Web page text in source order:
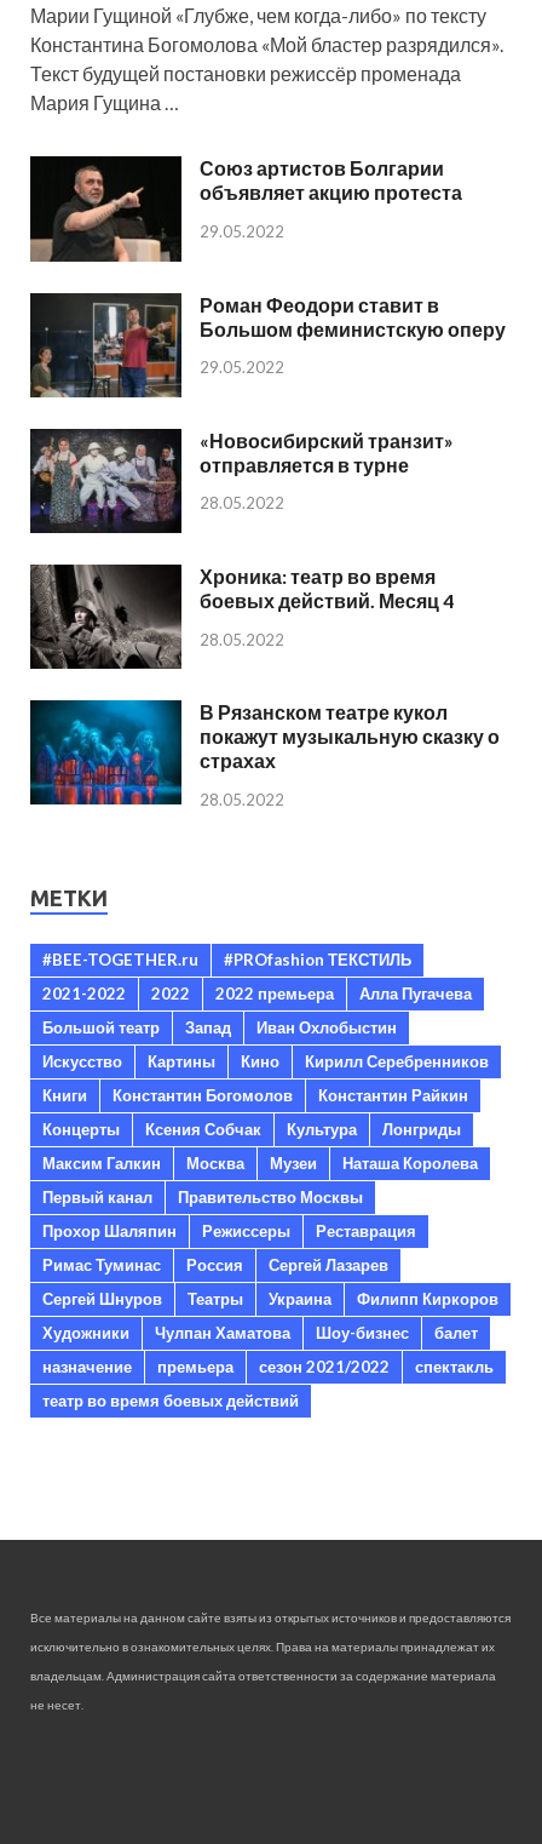
Марии Гущиной «Глубже, чем когда-либо» по тексту
Константина Богомолова «Мой бластер разрядился».
Текст будущей постановки режиссёр променада
Мария Гущина …
Союз артистов Болгарии
объявляет акцию протеста
29.05.2022
Роман Феодори ставит в
Большом феминистскую оперу
29.05.2022
«Новосибирский транзит»
отправляется в турне
28.05.2022
Хроника: театр во время
боевых действий. Месяц 4
28.05.2022
В Рязанском театре кукол
покажут музыкальную сказку о
страхах
28.05.2022
МЕТКИ
#BEE-TOGETHER.ru
#PROfashion ТЕКСТИЛЬ
2021-2022
2022 2022 премьера
Алла Пугачева
Большой театр
Запад
Иван Охлобыстин
Искусство
Картины Кино
Кирилл Серебренников
Книги
Константин Богомолов
Константин Райкин
Концерты
Ксения Собчак Культура
Лонгриды
Максим Галкин
Москва Музеи
Наташа Королева
Первый канал
Правительство Москвы
Прохор Шаляпин
Режиссеры
Реставрация
Римас Туминас
Россия
Сергей Лазарев
Сергей Шнуров
Театры Украина
Филипп Киркоров
Художники
Чулпан Хаматова Шоу-бизнес
балет
назначение
премьера сезон 2021/2022
спектакль
театр во время боевых действий
Все материалы на данном сайте взяты из открытых источников и предоставляются
исключительно в ознакомительных целях. Права на материалы принадлежат их
владельцам. Администрация сайта ответственности за содержание материала
не несет.